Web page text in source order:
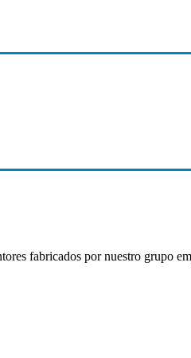
fabricados por nuestro grupo